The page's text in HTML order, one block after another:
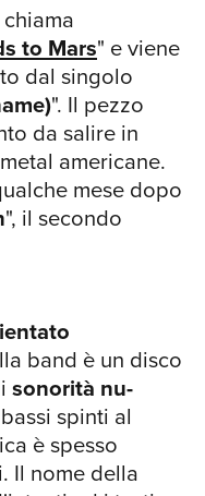
e
livello
e altri
FAITH
bissare il
d'incassi
Seconds
con "This
la voce di
più
Queens" e
to Mars" e viene
dal singolo
". Il pezzo
da salire in
americane.
mese dopo
", il secondo
band è un disco
sonorità nu-
spinti al
è spesso
Il nome della